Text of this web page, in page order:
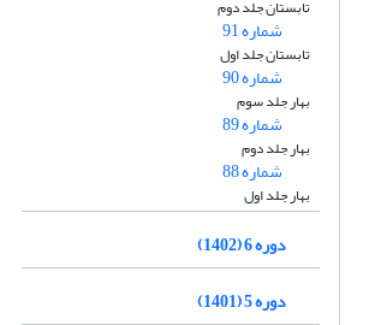
تابستان جلد دوم
شماره 91
تابستان جلد اول
شماره 90
بهار جلد سوم
شماره 89
بهار جلد دوم
شماره 88
بهار جلد اول
دوره 6 (1402)
دوره 5 (1401)